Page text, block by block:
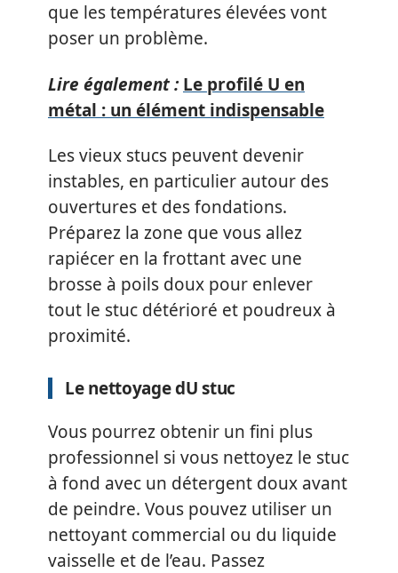
que les températures élevées vont
poser un problème.
Lire également : Le profilé U en
métal : un élément indispensable
Les vieux stucs peuvent devenir
instables, en particulier autour des
ouvertures et des fondations.
Préparez la zone que vous allez
rapiécer en la frottant avec une
brosse à poils doux pour enlever
tout le stuc détérioré et poudreux à
proximité.
Le nettoyage dU stuc
Vous pourrez obtenir un fini plus
professionnel si vous nettoyez le stuc
à fond avec un détergent doux avant
de peindre. Vous pouvez utiliser un
nettoyant commercial ou du liquide
vaisselle et de l’eau. Passez